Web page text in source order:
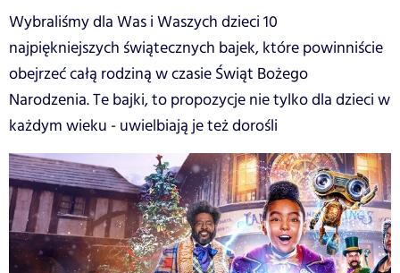
Wybraliśmy dla Was i Waszych dzieci 10
najpiękniejszych świątecznych bajek, które powinniście
obejrzeć całą rodziną w czasie Świąt Bożego
Narodzenia. Te bajki, to propozycje nie tylko dla dzieci w
każdym wieku - uwielbiają je też dorośli